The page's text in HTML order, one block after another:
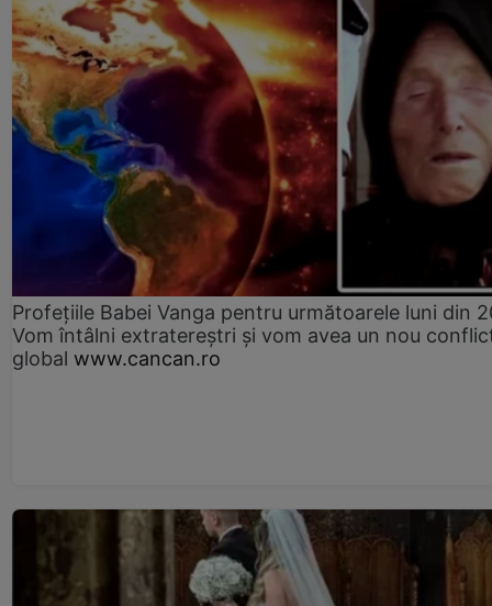
Profețiile Babei Vanga pentru următoarele luni din
Vom întâlni extratereștri și vom avea un nou
global www.cancan.ro